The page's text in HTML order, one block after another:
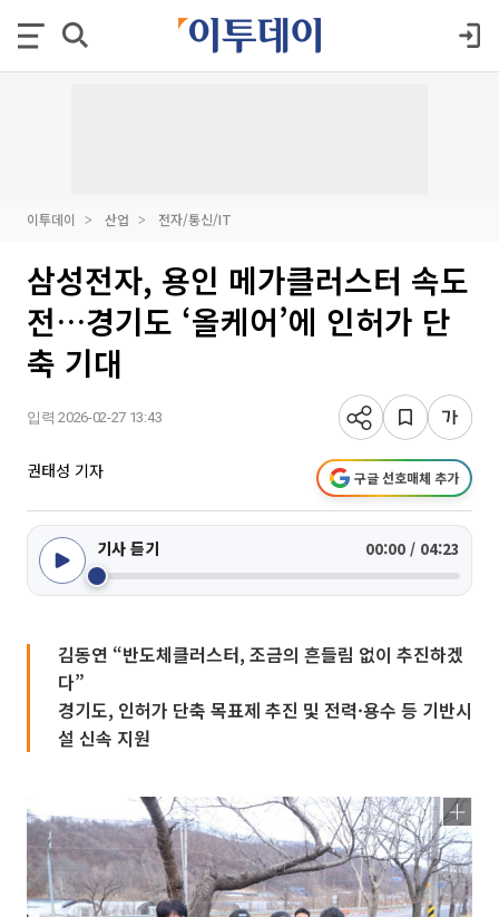
이투데이 산업 전자/통신/IT
삼성전자, 용인 메가클러스터 속도
전…경기도 ‘올케어’에 인허가 단
축 기대
입력 2026-02-27 13:43
권태성 기자 구글 선호매체 추가
기사 듣기 00:00 / 04:23
김동연 “반도체클러스터, 조금의 흔들림 없이 추진하겠
다”
경기도, 인허가 단축 목표제 추진 및 전력·용수 등 기반시
설 신속 지원